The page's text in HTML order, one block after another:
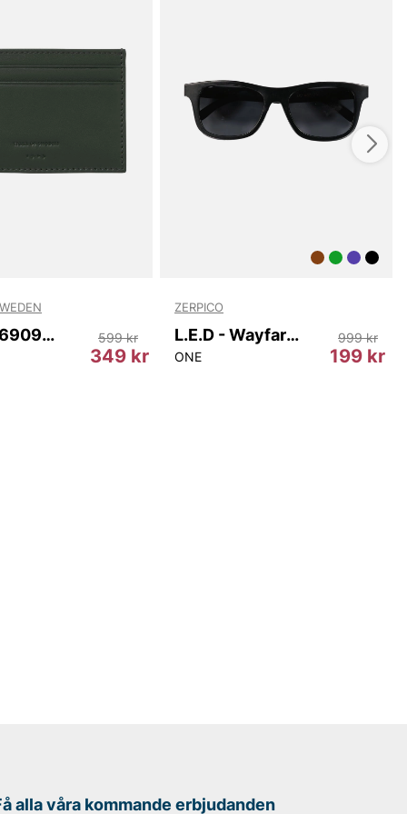
Wharf T69097 403
349 kr
599 kr
ZERPICO
L.E.D - Wayfarer
ONE 199 kr
999 kr
alla våra kommande erbjudanden